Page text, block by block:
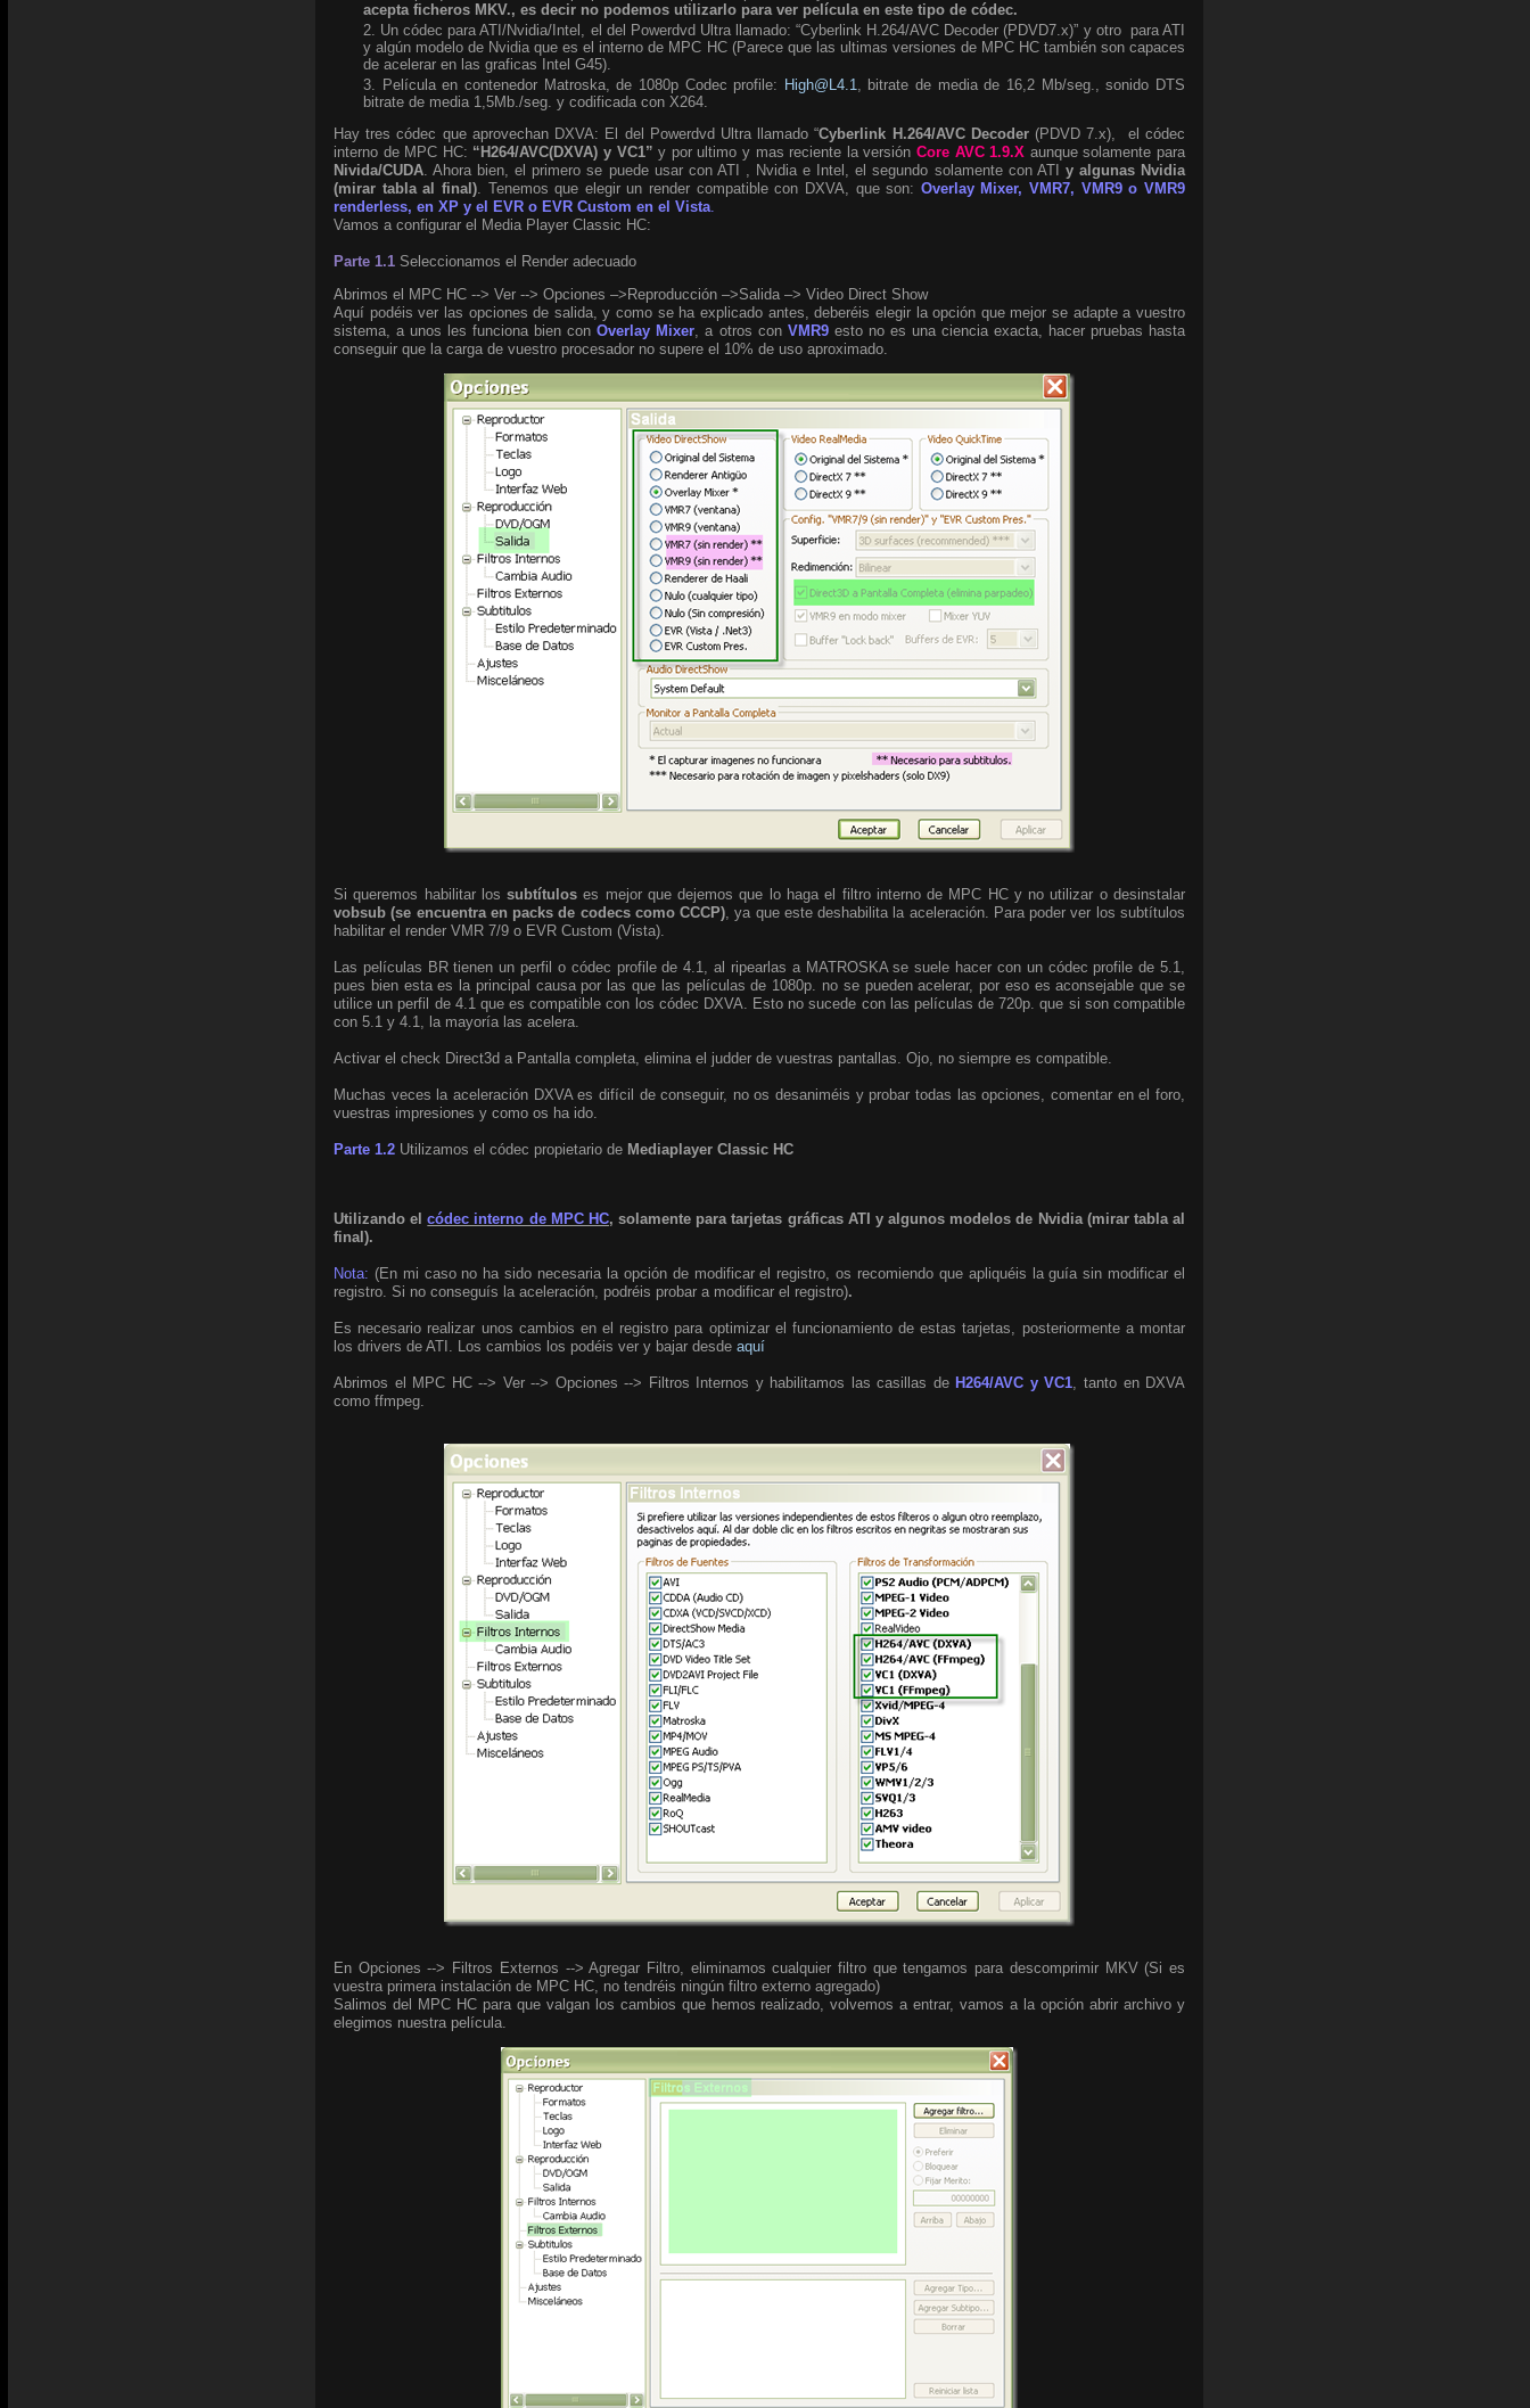
acepta ficheros MKV., es decir no podemos utilizarlo para ver película en este tipo de códec.
Un códec para ATI/Nvidia/Intel, el del Powerdvd Ultra llamado: “Cyberlink H.264/AVC Decoder (PDVD7.x)” y otro para ATI
y algún modelo de Nvidia que es el interno de MPC HC (Parece que las ultimas versiones de MPC HC también son capaces
de acelerar en las graficas Intel G45).
Película en contenedor Matroska, de 1080p Codec profile: High@L4.1
, bitrate de media de 16,2 Mb/seg., sonido DTS
bitrate de media 1,5Mb./seg. y codificada con X264.
Hay tres códec que aprovechan DXVA: El del Powerdvd Ultra llamado “Cyberlink H.264/AVC Decoder(PDVD 7.x), el códec
interno de MPC HC: “H264/AVC(DXVA) y VC1”y por ultimo y mas reciente la versiónCore AVC 1.9.X aunque solamente para
Nivida/CUDA . Ahora bien, el primero se puede usar con ATI , Nvidia e Intel, el segundo solamente con ATI y algunas Nvidia
(mirar tabla al final). Tenemos que elegir un render compatible con DXVA, que son: Overlay Mixer, VMR7, VMR9 o VMR9
renderless, en XP y el EVR o EVR Custom en el Vista
Vamos a configurar el Media Player Classic HC:
Parte 1.1 Seleccionamos el Render adecuado
Abrimos el MPC HC --> Ver --> Opciones –>Reproducción –>Salida –> Video Direct Show
Aquí podéis ver las opciones de salida, y como se ha explicado antes, deberéis elegir la opción que mejor se adapte a vuestro
sistema, a unos les funciona bien conOverlay Mixer , a otros con VMR9esto no es una ciencia exacta, hacer pruebas hasta
conseguir que la carga de vuestro procesador no supere el 10% de uso aproximado.
Si queremos habilitar lossubtítulos es mejor que dejemos que lo haga el filtro interno de MPC HC y no utilizar o desinstalar
vobsub (se encuentra en packs de codecs como CCCP) , ya que este deshabilita la aceleración. Para poder ver los subtítulos
habilitar el render VMR 7/9 o EVR Custom (Vista).
Las películas BR tienen un perfil o códec profile de 4.1, al ripearlas a MATROSKA se suele hacer con un códec profile de 5.1,
pues bien esta es la principal causa por las que las películas de 1080p. no se pueden acelerar, por eso es aconsejable que se
utilice un perfil de 4.1 que es compatible con los códec DXVA. Esto no sucede con las películas de 720p. que si son compatible
con 5.1 y 4.1, la mayoría las acelera.
Activar el check Direct3d a Pantalla completa, elimina el judder de vuestras pantallas. Ojo, no siempre es compatible.
Muchas veces la aceleración DXVA es difícil de conseguir, no os desaniméis y probar todas las opciones, comentar en el foro,
vuestras impresiones y como os ha ido.
Parte 1.2 Utilizamos el códec propietario de Mediaplayer Classic HC
Utilizando elcódec interno de MPC HC, solamente para tarjetas gráficas ATI y algunos modelos de Nvidia (mirar tabla al
final).
Nota: (En mi caso no ha sido necesaria la opción de modificar el registro, os recomiendo que apliquéis la guía sin modificar el
registro. Si no conseguís la aceleración, podréis probar a modificar el registro).
Es necesario realizar unos cambios en el registro para optimizar el funcionamiento de estas tarjetas, posteriormente a montar
los drivers de ATI. Los cambios los podéis ver y bajar desde aquí
Abrimos el MPC HC --> Ver --> Opciones --> Filtros Internos y habilitamos las casillas deH264/AVC y VC1 , tanto en DXVA
como ffmpeg.
En Opciones --> Filtros Externos --> Agregar Filtro, eliminamos cualquier filtro que tengamos para descomprimir MKV (Si es
vuestra primera instalación de MPC HC, no tendréis ningún filtro externo agregado)
Salimos del MPC HC para que valgan los cambios que hemos realizado, volvemos a entrar, vamos a la opción abrir archivo y
elegimos nuestra película.